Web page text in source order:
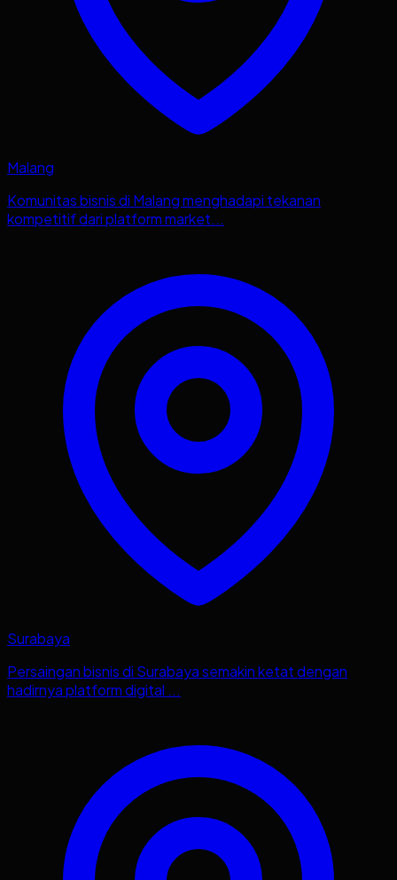
Malang
Komunitas bisnis di Malang menghadapi tekanan
kompetitif dari platform market...
Surabaya
Persaingan bisnis di Surabaya semakin ketat dengan
hadirnya platform digital ...